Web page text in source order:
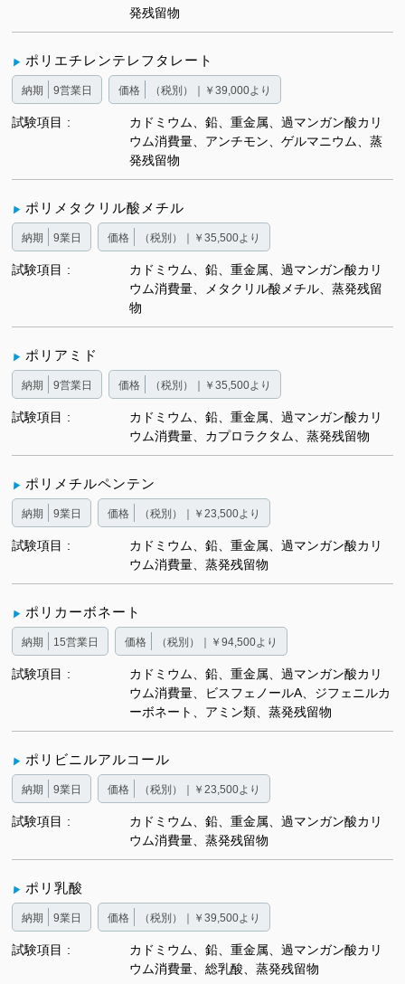
発残留物
ポリエチレンテレフタレート
納期 9営業日 価格 （税別）｜￥39,000より
試験項目
カドミウム、鉛、重金属、過マンガン酸カリ
ウム消費量、アンチモン、ゲルマニウム、蒸
発残留物
ポリメタクリル酸メチル
納期 9業日 価格 （税別）｜￥35,500より
試験項目
カドミウム、鉛、重金属、過マンガン酸カリ
ウム消費量、メタクリル酸メチル、蒸発残留
物
ポリアミド
納期 9営業日 価格 （税別）｜￥35,500より
試験項目
カドミウム、鉛、重金属、過マンガン酸カリ
ウム消費量、カプロラクタム、蒸発残留物
ポリメチルペンテン
納期 9業日 価格 （税別）｜￥23,500より
試験項目
カドミウム、鉛、重金属、過マンガン酸カリ
ウム消費量、蒸発残留物
ポリカーボネート
納期 15営業日 価格 （税別）｜￥94,500より
試験項目
カドミウム、鉛、重金属、過マンガン酸カリ
ウム消費量、ビスフェノールA、ジフェニルカ
ーボネート、アミン類、蒸発残留物
ポリビニルアルコール
納期 9業日 価格 （税別）｜￥23,500より
試験項目
カドミウム、鉛、重金属、過マンガン酸カリ
ウム消費量、蒸発残留物
ポリ乳酸
納期 9業日 価格 （税別）｜￥39,500より
試験項目
カドミウム、鉛、重金属、過マンガン酸カリ
ウム消費量、総乳酸、蒸発残留物